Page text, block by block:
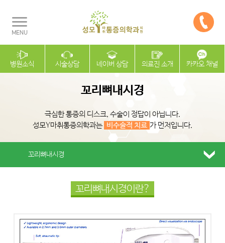
병원소식 시술상담 네이버 상담 의료진 소개 카카오 채널
꼬리뼈내시경
극심한 통증의 디스크, 수술이 정답이 아닙니다.
성모Y마취통증의학과는 비수술적 치료 가 먼저입니다.
꼬리뼈내시경
꼬리뼈내시경이란?